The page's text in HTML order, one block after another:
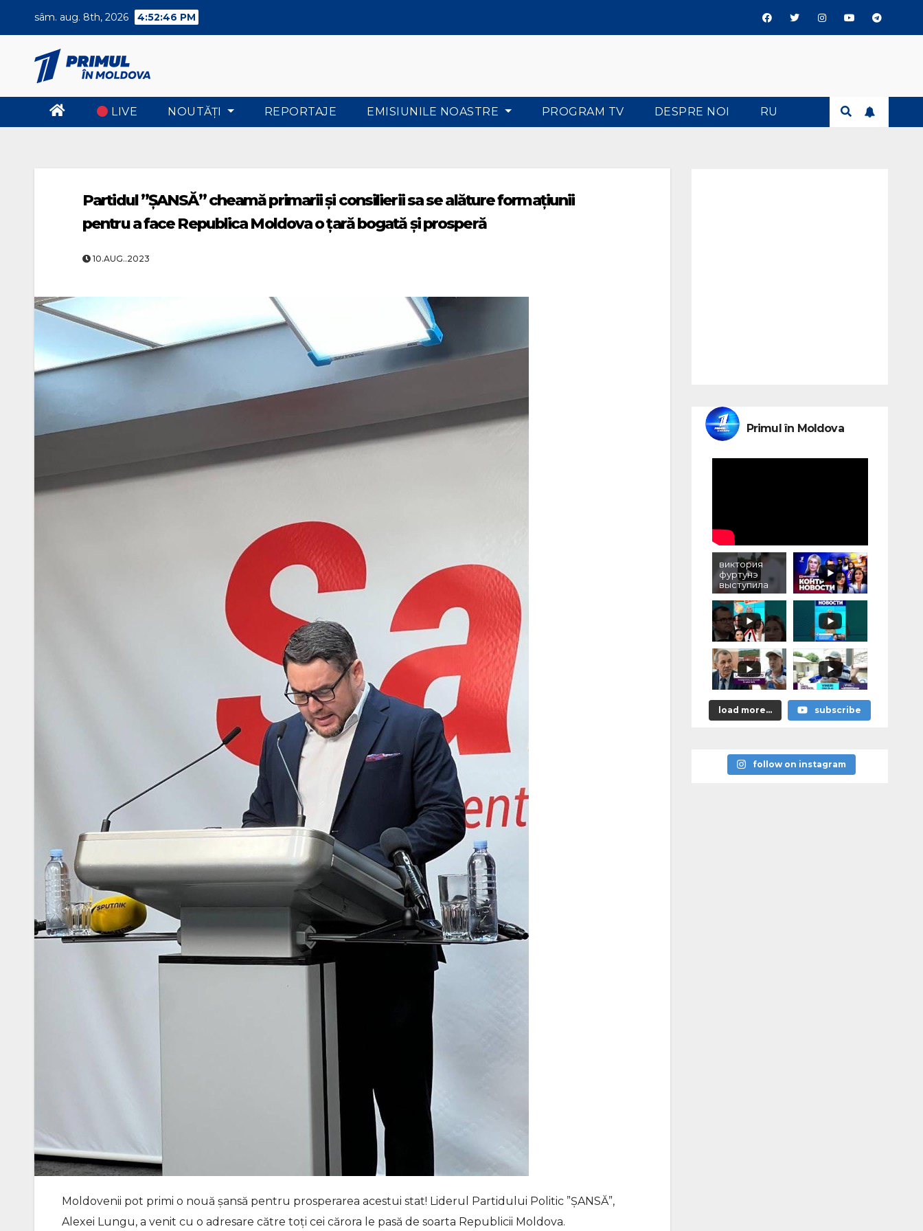
sâm. aug. 8th, 2026 4:52:47 PM
LIVE NOUTĂŢI REPORTAJE EMISIUNILE NOASTRE PROGRAM TV DESPRE NOI RU
Partidul ”ȘANSĂ” cheamă primarii și consilierii sa se alăture formațiunii
pentru a face Republica Moldova o țară bogată și prosperă
10.AUG..2023
Moldovenii pot primi o nouă șansă pentru prosperarea acestui stat! Liderul Partidului Politic ”ȘANSĂ”,
Alexei Lungu, a venit cu o adresare către toți cei cărora le pasă de soarta Republicii Moldova.
Primul în Moldova
виктория
фуртунэ
выступила
против
уничтожени
я
памятников
героям
победы над
нацизмом
load more... subscribe
follow on instagram